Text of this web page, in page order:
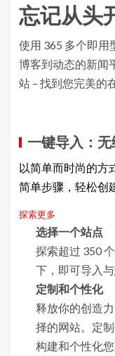
忘记从头
使用 365 多个即用
博客到动态的新闻
站 – 找到您完美的
一键导入：
以简单而时尚的方
简单步骤，轻松创
探索更多
选择一个站点
探索超过 350
下，即可导入
定制和个性化
释放你的创造
择的网站。定
构建和个性化您